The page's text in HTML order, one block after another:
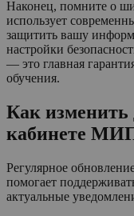
Наконец, помните о
использует
защитить вашу
настройки
— это главная
обучения.
Как
кабинете
Регулярное
помогает
актуальные